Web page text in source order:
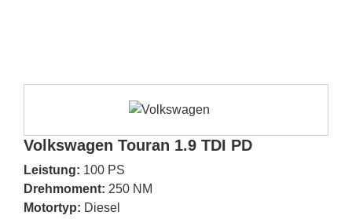
Volkswagen Touran 1.9 TDI PD
Leistung: 100 PS
Drehmoment: 250 NM
Motortyp: Diesel